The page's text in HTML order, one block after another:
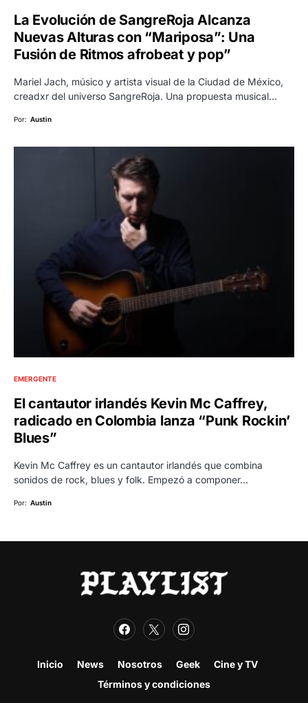
La Evolución de SangreRoja Alcanza
Nuevas Alturas con “Mariposa”: Una
Fusión de Ritmos afrobeat y pop”
Mariel Jach, músico y artista visual de la Ciudad de México,
creadxr del universo SangreRoja. Una propuesta musical…
Por: Austin
EMERGENTE
El cantautor irlandés Kevin Mc Caffrey,
radicado en Colombia lanza “Punk Rockin’
Blues”
Kevin Mc Caffrey es un cantautor irlandés que combina
sonidos de rock, blues y folk. Empezó a componer…
Por: Austin
Inicio News Nosotros Geek
Cine y TV
Términos y condiciones